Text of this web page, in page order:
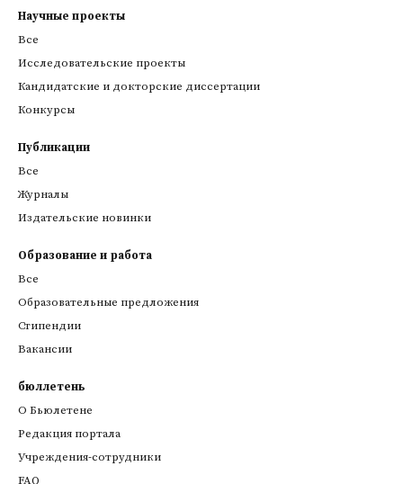
Научные проекты
Все
Исследовательские проекты
Кандидатские и докторские диссертации
Конкурсы
Публикации
Все
Журналы
Издательские новинки
Образование и работа
Все
Образовательные предложения
Стипендии
Вакансии
бюллетень
О Бьюлетене
Редакция портала
Учреждения-сотрудники
FAQ